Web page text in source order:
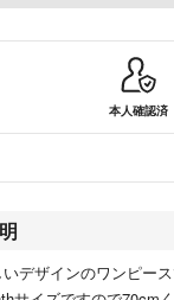
本人確認済
デザインのワンピース